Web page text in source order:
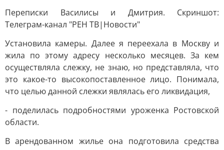
Переписки Василисы и Дмитрия. Скриншот:
Телеграм-канал "РЕН ТВ|Новости"
Установила камеры. Далее я переехала в Москву и
жила по этому адресу несколько месяцев. За кем
осуществляла слежку, не знаю, но представляла, что
это какое-то высокопоставленное лицо. Понимала,
что целью данной слежки являлась его ликвидация,
- поделилась подробностями уроженка Ростовской
области.
В арендованном жилье она подготовила средства